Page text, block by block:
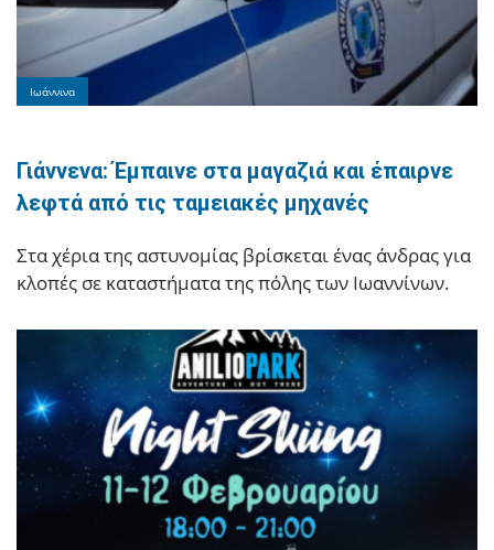
Ιωάννινα
Γιάννενα: Έμπαινε στα μαγαζιά και έπαιρνε
λεφτά από τις ταμειακές μηχανές
Στα χέρια της αστυνομίας βρίσκεται ένας άνδρας για
κλοπές σε καταστήματα της πόλης των Ιωαννίνων.